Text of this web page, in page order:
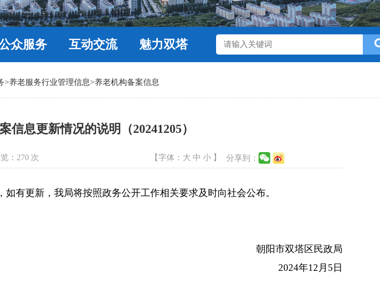
众服务 互动交流 魅力双塔
>养老服务行业管理信息>养老机构备案信息
信息更新情况的说明（20241205）
： 270 次 【字体： 大 中 小 】 分享到：
更新，我局将按照政务公开工作相关要求及时向社会公布。
朝阳市双塔区民政局
2024年12月5日